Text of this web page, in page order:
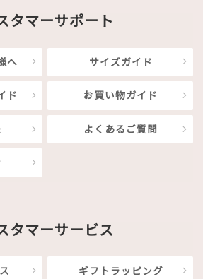
タマーサポート
へ サイズガイド
ド お買い物ガイド
よくあるご質問
タマーサービス
ギフトラッピング